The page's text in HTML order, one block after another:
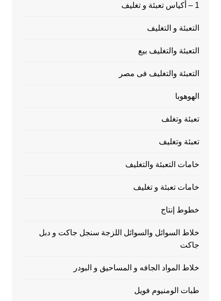
1 – أكياس تعبئة و تغليف
التعبئة و التغليف
التعبئة والتغليف بيع
التعبئة والتغليف فى مصر
الهوهوبا
تعبئة وتغلف
تعبئة وتغليف
خامات التعبئة والتغليف
خامات تعبئة و تغليف
خطوط إنتاج
خلاط السوائل والسوائل اللزجة سنجل جاكت و دبل
جاكت
خلاط المواد الجافه و المساحيق و البودر
طبات الومنيوم فويل